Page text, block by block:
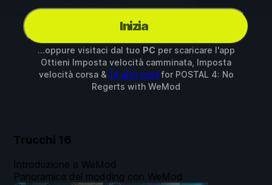
Inizia
...oppure visitaci dal tuo PC per scaricare l'app
Ottieni Imposta velocità camminata, Imposta
velocità corsa & 14 altri mod for POSTAL 4: No
Regerts with WeMod
Trucchi 16
Introduzione a WeMod
Panoramica del modding con WeMod